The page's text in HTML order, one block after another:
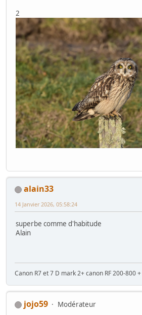
2
alain33
14 Janvier 2026, 05:58:24
superbe comme d'habitude
Alain
Canon R7 et 7 D mark 2+ canon RF 200-800
jojo59
Modérateur